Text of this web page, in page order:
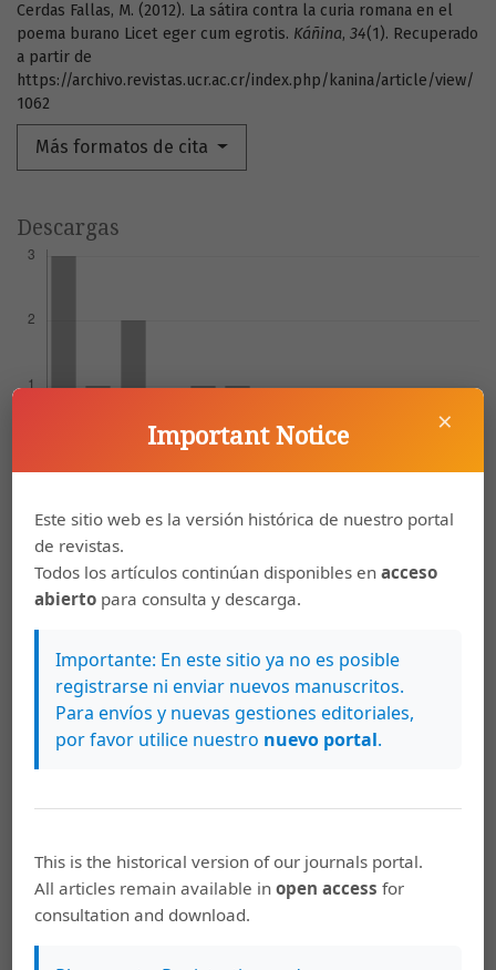
Cerdas Fallas, M. (2012). La sátira contra la curia romana en el
poema burano Licet eger cum egrotis. Káñina, 34(1). Recuperado
a partir de
https://archivo.revistas.ucr.ac.cr/index.php/kanina/article/view/
1062
Más formatos de cita
Descargas
Artículos más leídos del mismo autor/a
Maricela Cerdas Fallas,Una parodia evangélica
(2012): Káñina (Enero-Junio)
Maricela Cerdas Fallas,El uso de la hipérbole en
los epigramas de Marcial,Káñina: Vol. 39 Núm.
Maricela Cerdas Fallas,Profesiones y oficios en
(2017): Káñina: III Coloquio Filología Clásica
Maricela Cerdas Fallas,
×
Important Notice
Este sitio web es la versión histórica de nuestro portal
de revistas.
Todos los artículos continúan disponibles enacceso
abierto para consulta y descarga.
Importante: En este sitio ya no es posible
registrarse ni enviar nuevos manuscritos.
Para envíos y nuevas gestiones editoriales,
por favor utilice nuestro nuevo portal.
This is the historical version of our journals portal.
All articles remain available inopen access for
consultation and download.